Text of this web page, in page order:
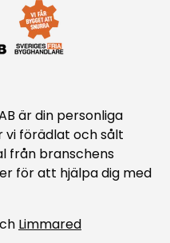
är din personliga
vi förädlat och sålt
från branschens
för att hjälpa dig med
Limmared